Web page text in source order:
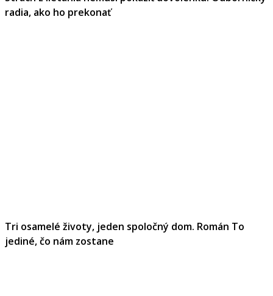
radia, ako ho prekonať
Tri osamelé životy, jeden spoločný dom. Román To
jediné, čo nám zostane